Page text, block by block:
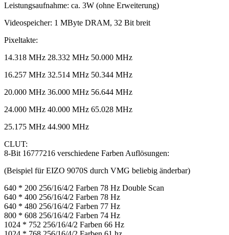
Leistungsaufnahme: ca. 3W (ohne Erweiterung)
Videospeicher: 1 MByte DRAM, 32 Bit breit
Pixeltakte:
14.318 MHz 28.332 MHz 50.000 MHz
16.257 MHz 32.514 MHz 50.344 MHz
20.000 MHz 36.000 MHz 56.644 MHz
24.000 MHz 40.000 MHz 65.028 MHz
25.175 MHz 44.900 MHz
CLUT:
8-Bit 16777216 verschiedene Farben Auflösungen:
(Beispiel für EIZO 9070S durch VMG beliebig änderbar)
640 * 200 256/16/4/2 Farben 78 Hz Double Scan
640 * 400 256/16/4/2 Farben 78 Hz
640 * 480 256/16/4/2 Farben 77 Hz
800 * 608 256/16/4/2 Farben 74 Hz
1024 * 752 256/16/4/2 Farben 66 Hz